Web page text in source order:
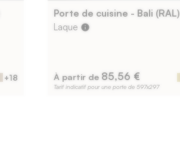
+18
Porte de cuisine - Bali (RAL)
Laque info
À partir de 85,56 €
Tarif indicatif pour une porte de 597x297